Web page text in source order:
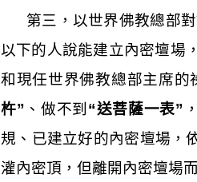
第三，以世界佛教總部
以下的人說能建立內密壇場
和現任世界佛教總部主席的
杵” 、做不到 “送菩薩一表”
規、已建立好的內密壇場，
灌內密頂，但離開內密壇場